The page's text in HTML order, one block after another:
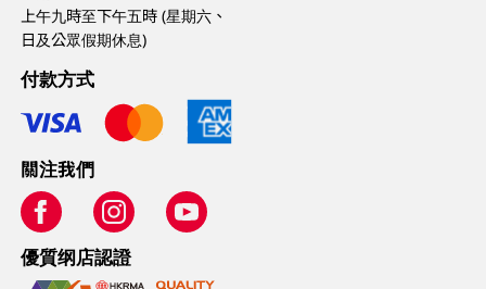
上午九時至下午五時 (星期六、
日及公眾假期休息)
付款方式
關注我們
優質纲店認證